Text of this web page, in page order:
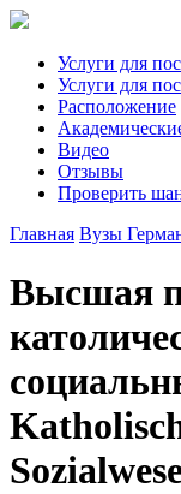
Услуги для
Услуги для
Расположение
Видео
Отзывы
Проверить
Главная Вузы
Высшая